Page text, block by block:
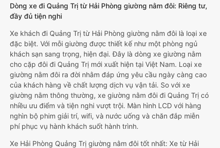
Dòng xe đi Quảng Trị từ Hải Phòng giường nằm đôi: Riêng tư,
đầy đủ tiện nghi
Xe khách đi Quảng Trị từ Hải Phòng giường nằm đôi là loại xe
đặc biệt. Với mỗi giường được thiết kế như một phòng ngủ
khách sạn sang trọng, hiện đại. Đây là dòng xe giường nằm
cho cặp đôi đi Quảng Trị mới xuất hiện tại Việt Nam. Loại xe
giường nằm đôi ra đời nhằm đáp ứng yêu cầu ngày càng cao
của khách hàng về chất lượng dịch vụ vận tải. So với xe
giường nằm thông thường, xe giường nằm đôi đi Quảng Trị có
nhiều ưu điểm và tiện nghi vượt trội. Màn hình LCD với hàng
nghìn bộ phim giải trí, wifi, và nước uống và chăn đắp miễn
phí phục vụ hành khách suốt hành trình.
Xe Hải Phòng Quảng Trị giường nằm đôi tốt nhất: Xe từ Hải